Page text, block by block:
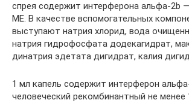
спрея содержит интерферона альфа-2b
МЕ. В качестве вспомогательных
выступают натрия хлорид, вода
натрия гидрофосфата додекагидрат,
динатрия эдетата дигидрат, калия
1 мл капель содержит интерферон
человеческий рекомбинантный не менее